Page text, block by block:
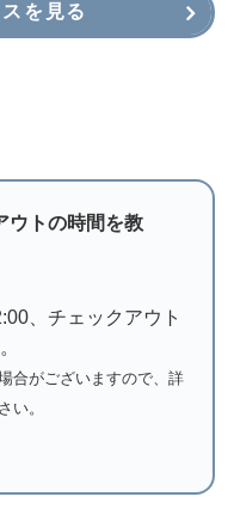
を見る
ウトの時間を教
、チェックアウト
合がございますので、詳
い。